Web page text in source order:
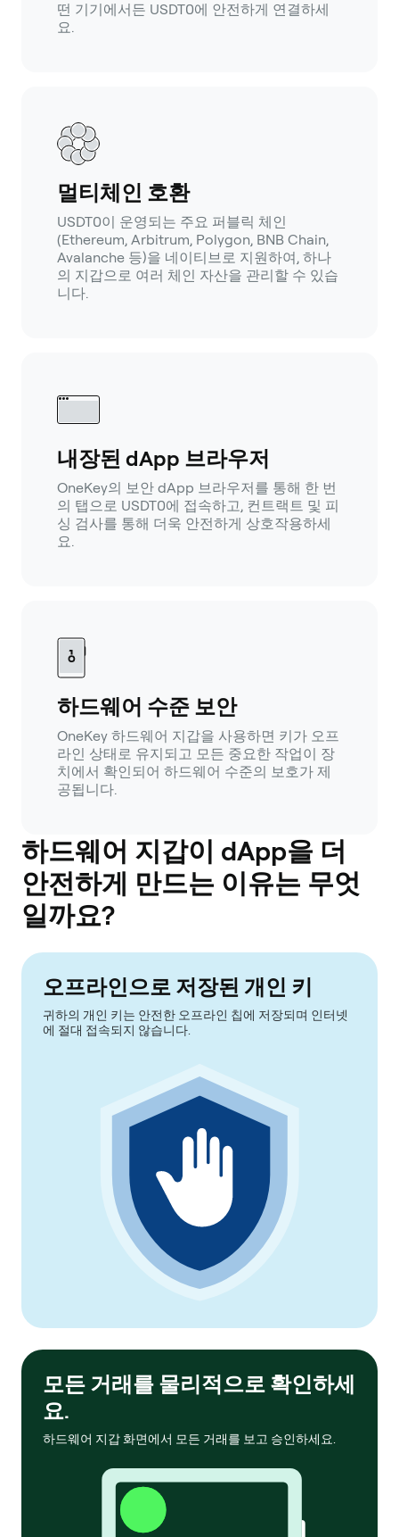
떤 기기에서든 USDT0에 안전하게 연결하세
요.
멀티체인 호환
USDT0이 운영되는 주요 퍼블릭 체인
(Ethereum, Arbitrum, Polygon, BNB Chain,
Avalanche 등)을 네이티브로 지원하여, 하나
의 지갑으로 여러 체인 자산을 관리할 수 있습
니다.
내장된 dApp 브라우저
OneKey의 보안 dApp 브라우저를 통해 한 번
의 탭으로 USDT0에 접속하고, 컨트랙트 및 피
싱 검사를 통해 더욱 안전하게 상호작용하세
요.
하드웨어 수준 보안
OneKey 하드웨어 지갑을 사용하면 키가 오프
라인 상태로 유지되고 모든 중요한 작업이 장
치에서 확인되어 하드웨어 수준의 보호가 제
공됩니다.
하드웨어 지갑이 dApp을 더
안전하게 만드는 이유는 무엇
일까요?
오프라인으로 저장된 개인 키
귀하의 개인 키는 안전한 오프라인 칩에 저장되며 인터넷
에 절대 접속되지 않습니다.
모든 거래를 물리적으로 확인하세
요.
하드웨어 지갑 화면에서 모든 거래를 보고 승인하세요.